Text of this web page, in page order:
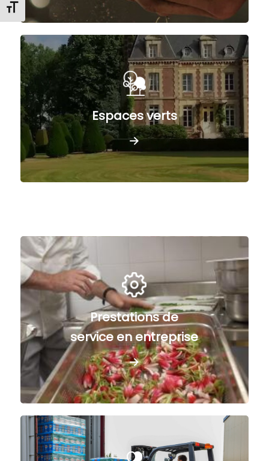
Changer la taille de la police
Espaces verts
Prestations de
service en entreprise